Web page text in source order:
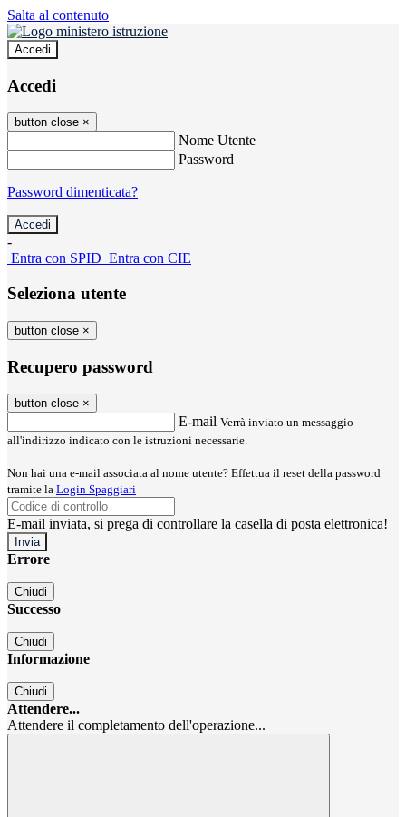
Salta al contenuto
Accedi
Accedi
button close ×
Nome Utente
Password
Password dimenticata?
-
Entra con SPID Entra con CIE
Seleziona utente
button close ×
Recupero password
button close ×
E-mail Verrà inviato un messaggio
all'indirizzo indicato con le istruzioni necessarie.
Non hai una e-mail associata al nome utente? Effettua il reset della password
tramite la Login Spaggiari
E-mail inviata, si prega di controllare la casella di posta elettronica!
Errore
Chiudi
Successo
Chiudi
Informazione
Chiudi
Attendere...
Attendere il completamento dell'operazione...